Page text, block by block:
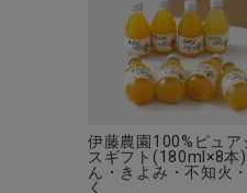
伊藤農園100%ピュア
スギフト(180ml×8本
ん・きよみ・不知火
く